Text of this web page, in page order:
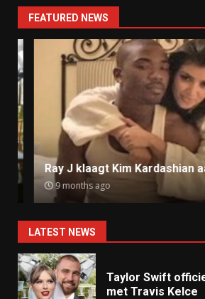
FEATURED NEWS
Ray J klaagt Kim Kardashian
9 months ago
LATEST NEWS
Taylor Swift
met Travis Kelce